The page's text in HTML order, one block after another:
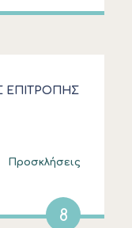
ΕΠΙΤΡΟΠΗΣ
8